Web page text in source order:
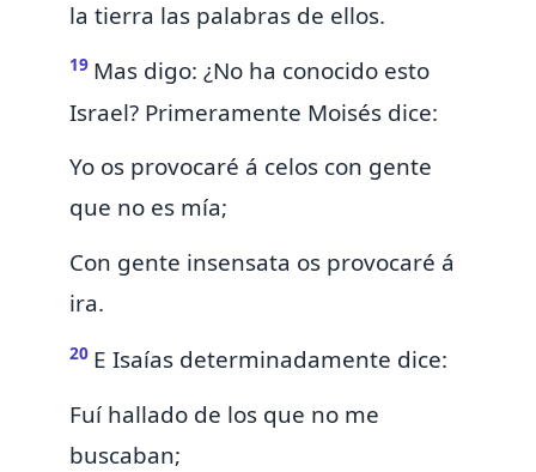
la tierra las palabras de ellos.
19 Mas digo: ¿No ha conocido esto
Israel? Primeramente Moisés dice:
Yo os provocaré á celos con gente
que no es mía;
Con gente insensata os provocaré á
ira.
20 E Isaías determinadamente dice:
Fuí hallado de los que no me
buscaban;